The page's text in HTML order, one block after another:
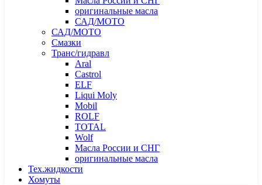
оригинальные масла
САД/МОТО
САД/МОТО
Смазки
Транс/гидравл
Aral
Castrol
ELF
Liqui Moly
Mobil
ROLF
TOTAL
Wolf
Масла России и СНГ
оригинальные масла
Тех.жидкости
Хомуты